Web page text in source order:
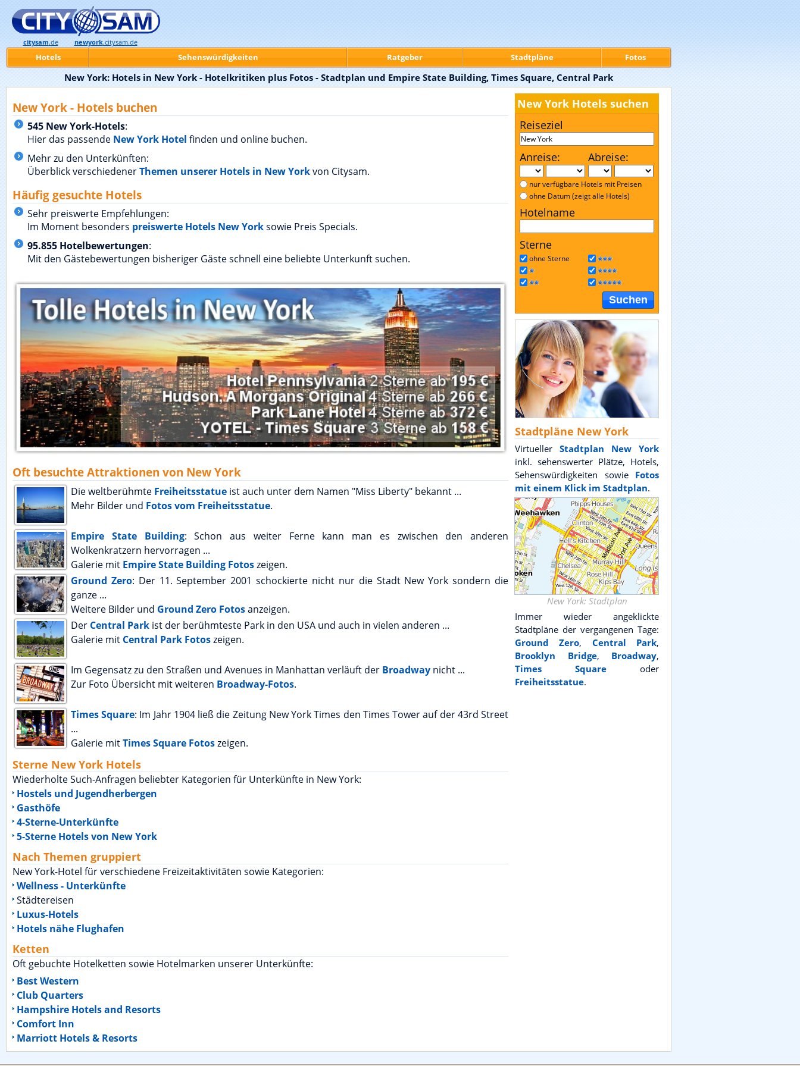
New York: Hotels in New York - Hotelkritiken plus Fotos - Stadtplan und Empire State Building, Times Square, Central Park
New York - Hotels buchen
545 New York-Hotels:
Hier das passende New York Hotel finden und online buchen.
Mehr zu den Unterkünften:
Überblick verschiedenerThemen unserer Hotels in New Yorkvon Citysam.
Häufig gesuchte Hotels
Sehr preiswerte Empfehlungen:
Im Moment besonders preiswerte Hotels New Yorksowie Preis Specials.
95.855 Hotelbewertungen:
Mit den Gästebewertungen bisheriger Gäste schnell eine beliebte Unterkunft suchen.
Oft besuchte Attraktionen von New York
Die weltberühmte Freiheitsstatue ist auch unter dem Namen "Miss Liberty" bekannt ...
Mehr Bilder und Fotos vom Freiheitsstatue.
Empire State Building: Schon aus weiter Ferne kann man es zwischen den anderen
Wolkenkratzern hervorragen ...
Galerie mit Empire State Building Fotoszeigen.
Ground Zero: Der 11. September 2001 schockierte nicht nur die Stadt New York sondern die
ganze ...
Weitere Bilder und Ground Zero Fotosanzeigen.
Der Central Park ist der berühmteste Park in den USA und auch in vielen anderen ...
Galerie mit Central Park Fotoszeigen.
Im Gegensatz zu den Straßen und Avenues in Manhattan verläuft der Broadway nicht ...
Zur Foto Übersicht mit weiteren Broadway-Fotos.
Times Square: Im Jahr 1904 ließ die Zeitung New York Times den Times Tower auf der 43rd Street
...
Galerie mitTimes Square Fotoszeigen.
Sterne New York Hotels
Wiederholte Such-Anfragen beliebter Kategorien für Unterkünfte in New York:
Hostels und Jugendherbergen
Gasthöfe
4-Sterne-Unterkünfte
5-Sterne Hotels von New York
Nach Themen gruppiert
New York-Hotel für verschiedene Freizeitaktivitäten sowie Kategorien:
Wellness - Unterkünfte
Städtereisen
Luxus-Hotels
Hotels nähe Flughafen
Ketten
Oft gebuchte Hotelketten sowie Hotelmarken unserer Unterkünfte:
Best Western
Club Quarters
Hampshire Hotels and Resorts
Comfort Inn
Marriott Hotels & Resorts
New York Hotels suchen
Reiseziel
Anreise: Abreise:
nur verfügbare Hotels mit Preisen
ohne Datum (zeigt alle Hotels)
Hotelname
Sterne
ohne Sterne
Suchen
Stadtpläne New York
Virtueller Stadtplan New York
inkl. sehenswerter Plätze, Hotels,
Sehenswürdigkeiten sowie Fotos
mit einem Klick im Stadtplan.
New York: Stadtplan
Immer wieder angeklickte
Stadtpläne der vergangenen Tage:
Ground Zero, Central Park,
Brooklyn Bridge, Broadway,
Times Square oder
Freiheitsstatue.
citysam.de newyork.citysam.de
Hotels Sehenswürdigkeiten Ratgeber Stadtpläne Fotos